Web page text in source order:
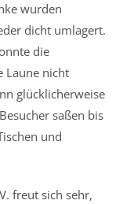
wurden
dicht umlagert.
die
Laune nicht
glücklicherweise
saßen bis
und
freut sich sehr,